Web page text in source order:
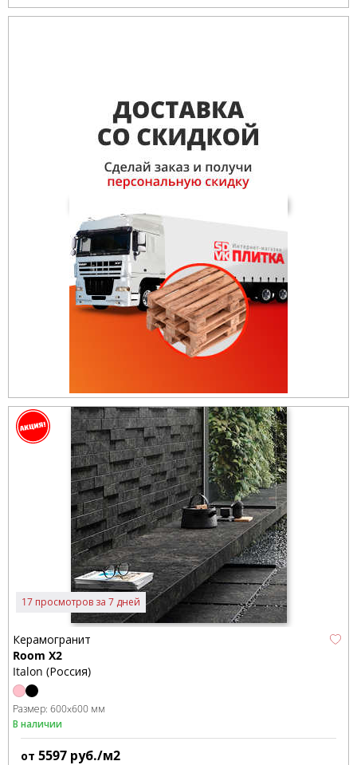
17 просмотров за 7 дней
Керамогранит
Room X2
Italon (Россия)
Размер: 600x600 мм
В наличии
от 5597 руб./м2